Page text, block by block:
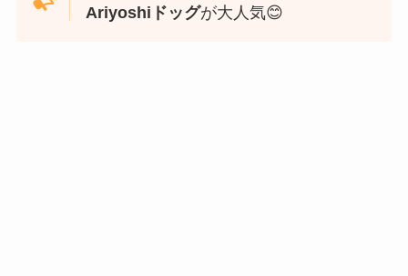
Ariyoshiドッグが大人気😊